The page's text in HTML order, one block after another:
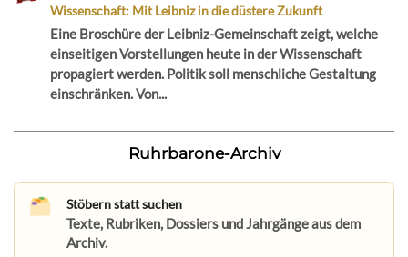
Wissenschaft: Mit Leibniz in die düstere Zukunft
Eine Broschüre der Leibniz-Gemeinschaft zeigt, welche
einseitigen Vorstellungen heute in der Wissenschaft
propagiert werden. Politik soll menschliche Gestaltung
einschränken. Von...
Ruhrbarone-Archiv
Stöbern statt suchen
Texte, Rubriken, Dossiers und Jahrgänge aus dem
Archiv.